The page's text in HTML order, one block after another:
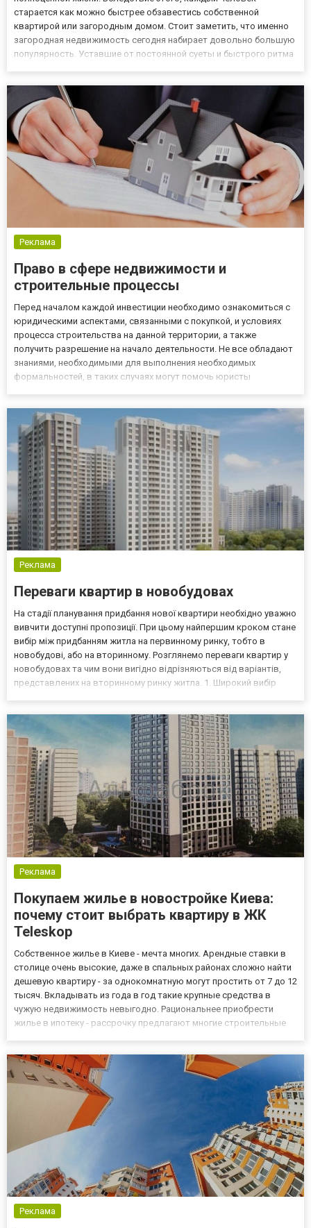
старается как можно быстрее обзавестись собственной
квартирой или загородным домом. Стоит заметить, что именно
загородная недвижимость сегодня набирает довольно большую
популярность. Уставшие от постоянной суеты и быстрого ритма
расслабленной атмосфере....
Реклама
Право в сфере недвижимости и
строительные процессы
Перед началом каждой инвестиции необходимо ознакомиться с
юридическими аспектами, связанными с покупкой, и условиях
процесса строительства на данной территории, а также
получить разрешение на начало деятельности. Не все обладают
знаниями, необходимыми для выполнения необходимых
формальностей, в таких случаях могут помочь юристы
когда нужен юрист?...
Реклама
Переваги квартир в новобудовах
На стадії планування придбання нової квартири необхідно уважно
вивчити доступні пропозиції. При цьому найпершим кроком стане
вибір між придбанням житла на первинному ринку, тобто в
новобудові, або на вторинному. Розглянемо переваги квартир у
новобудовах та чим вони вигідно відрізняються від варіантів,
представлених на вторинному ринку житла. 1. Широкий вибір
Реклама
Покупаем жилье в новостройке Киева:
почему стоит выбрать квартиру в ЖК
Teleskop
Собственное жилье в Киеве - мечта многих. Арендные ставки в
столице очень высокие, даже в спальных районах сложно найти
дешевую квартиру - за однокомнатную могут простить от 7 до 12
тысяч. Вкладывать из года в год такие крупные средства в
чужую недвижимость невыгодно. Рациональнее приобрести
жилье в ипотеку - рассрочку предлагают многие строительные
Реклама